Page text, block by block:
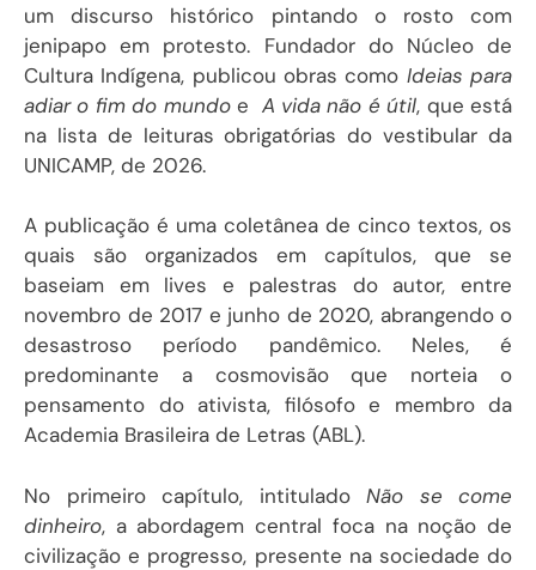
um discurso histórico pintando o rosto com
jenipapo em protesto. Fundador do Núcleo de
Cultura Indígena, publicou obras como Ideias para
adiar o fim do mundoe A vida não é útil, que está
na lista de leituras obrigatórias do vestibular da
UNICAMP, de 2026.
A publicação é uma coletânea de cinco textos, os
quais são organizados em capítulos, que se
baseiam em lives e palestras do autor, entre
novembro de 2017 e junho de 2020, abrangendo o
desastroso período pandêmico. Neles, é
predominante a cosmovisão que norteia o
pensamento do ativista, filósofo e membro da
Academia Brasileira de Letras (ABL).
No primeiro capítulo, intitulado Não se come
dinheiro, a abordagem central foca na noção de
civilização e progresso, presente na sociedade do